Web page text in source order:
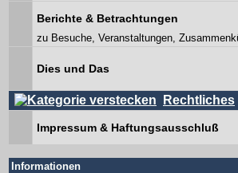
Berichte & Betrachtungen
zu Besuche, Veranstaltungen,
Dies und Das
Rechtliches
Impressum & Haftungsausschluß
Informationen